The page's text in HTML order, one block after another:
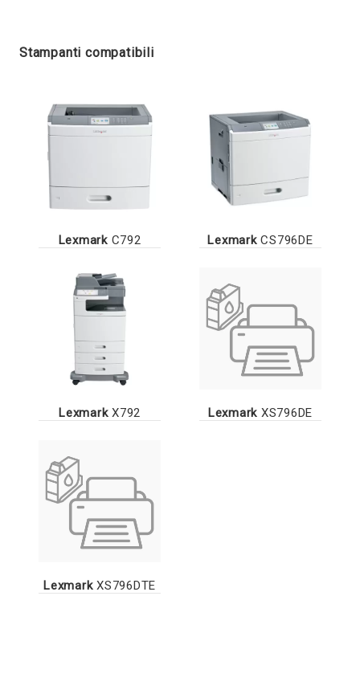
Stampanti compatibili
LexmarkC792 LexmarkCS796DE
LexmarkX792 Lexmark XS796DE
LexmarkXS796DTE